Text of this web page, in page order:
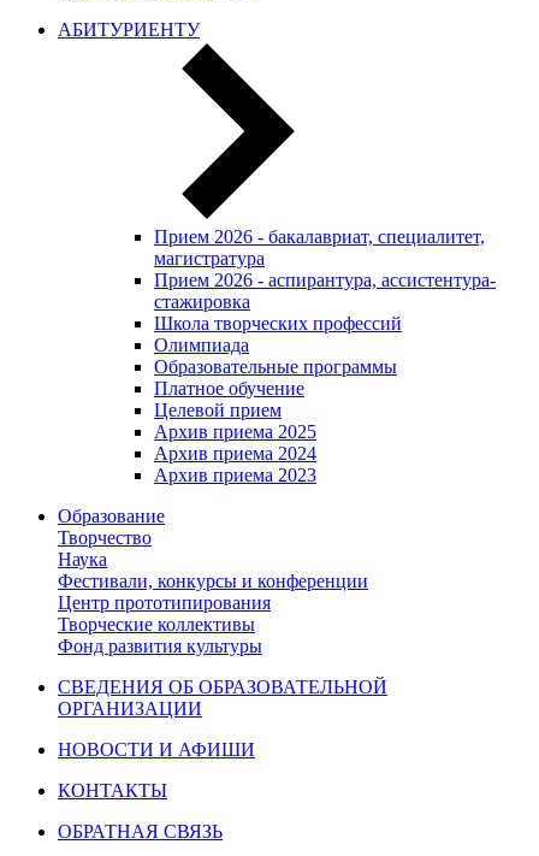
АБИТУРИЕНТУ
Прием 2026 - бакалавриат, специалитет,
магистратура
Прием 2026 - аспирантура, ассистентура-
стажировка
Школа творческих профессий
Олимпиада
Образовательные программы
Платное обучение
Целевой прием
Архив приема 2025
Архив приема 2024
Архив приема 2023
Образование
Творчество
Наука
Фестивали, конкурсы и конференции
Центр прототипирования
Творческие коллективы
Фонд развития культуры
СВЕДЕНИЯ ОБ ОБРАЗОВАТЕЛЬНОЙ
ОРГАНИЗАЦИИ
НОВОСТИ И АФИШИ
КОНТАКТЫ
ОБРАТНАЯ СВЯЗЬ